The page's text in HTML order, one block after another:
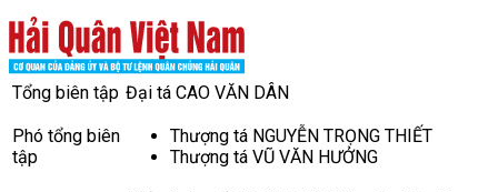
Tổng biên tập Đại tá CAO VĂN DÂN
Phó tổng biên
tập
Thượng tá NGUYỄN TRỌNG THIẾT
Thượng tá VŨ VĂN HƯỞNG